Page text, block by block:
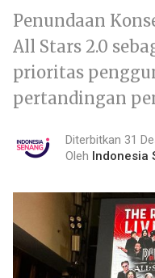
Penundaan
All Stars 2.0
prioritas
pertandingan
Diterbitkan 31
Oleh Indonesia